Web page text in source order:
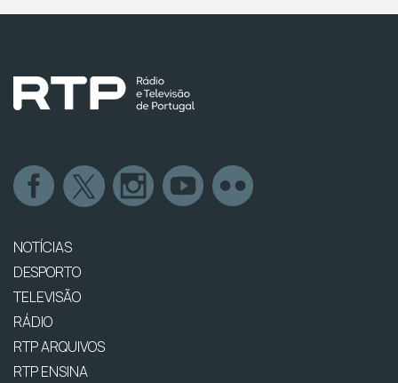
NOTÍCIAS
DESPORTO
TELEVISÃO
RÁDIO
RTP ARQUIVOS
RTP ENSINA